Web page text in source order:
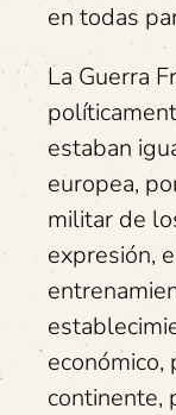
en todas
La Guerra
estaban
europea,
militar de
expresión,
continente,